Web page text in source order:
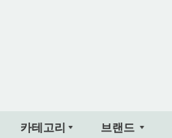
카테고리 브랜드